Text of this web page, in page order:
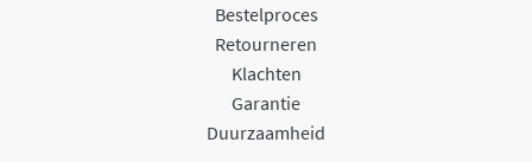
Bestelproces
Retourneren
Klachten
Garantie
Duurzaamheid